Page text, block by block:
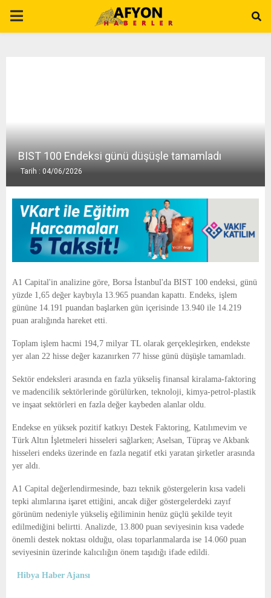
P
A
E
N
U
BIST 100 Endeksi günü düşüşle tamamladı
Tarih : 04/06/2026
A1 Capital'in analizine göre, Borsa İstanbul'da BIST 100 endeksi, günü
yüzde 1,65 değer kaybıyla 13.965 puandan kapattı. Endeks, işlem
gününe 14.191 puandan başlarken gün içerisinde 13.940 ile 14.219
puan aralığında hareket etti.
Toplam işlem hacmi 194,7 milyar TL olarak gerçekleşirken, endekste
yer alan 22 hisse değer kazanırken 77 hisse günü düşüşle tamamladı.
Sektör endeksleri arasında en fazla yükseliş finansal kiralama-faktoring
ve madencilik sektörlerinde görülürken, teknoloji, kimya-petrol-plastik
ve inşaat sektörleri en fazla değer kaybeden alanlar oldu.
Endekse en yüksek pozitif katkıyı Destek Faktoring, Katılımevim ve
Türk Altın İşletmeleri hisseleri sağlarken; Aselsan, Tüpraş ve Akbank
hisseleri endeks üzerinde en fazla negatif etki yaratan şirketler arasında
yer aldı.
A1 Capital değerlendirmesinde, bazı teknik göstergelerin kısa vadeli
tepki alımlarına işaret ettiğini, ancak diğer göstergelerdeki zayıf
görünüm nedeniyle yükseliş eğiliminin henüz güçlü şekilde teyit
edilmediğini belirtti. Analizde, 13.800 puan seviyesinin kısa vadede
önemli destek noktası olduğu, olası toparlanmalarda ise 14.060 puan
seviyesinin üzerinde kalıcılığın önem taşıdığı ifade edildi.
Hibya Haber Ajansı